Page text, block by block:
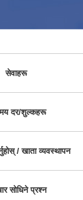
सेवाहरू
दर/शुल्कहरू
/ खाता व्यवस्थापन
सोधिने प्रश्न